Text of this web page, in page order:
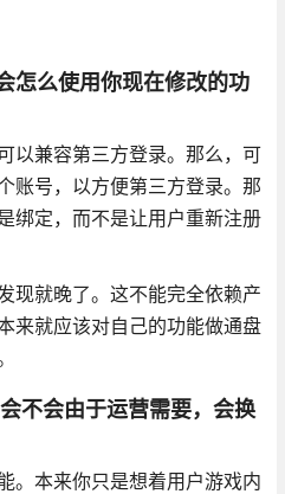
怎么使用你现在修改的功
以兼容第三方登录。那么，可
账号，以方便第三方登录。那
绑定，而不是让用户重新注册
现就晚了。这不能完全依赖产
来就应该对自己的功能做通盘
不会由于运营需要，会换
。本来你只是想着用户游戏内